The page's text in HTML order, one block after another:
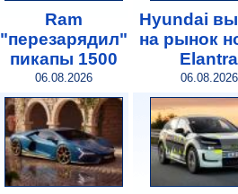
Ram
"перезарядил"
пикапы 1500
06.08.2026
Hyundai
на рынок
Elantra
06.08.2026